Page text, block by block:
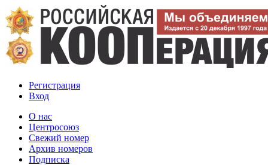
Регистрация
Вход
О нас
Центросоюз
Свежий номер
Архив номеров
Подписка